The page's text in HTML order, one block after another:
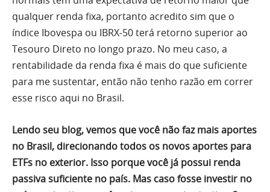
qualquer renda fixa, portanto acredito sim que o
índice Ibovespa ou IBRX-50 terá retorno superior ao
Tesouro Direto no longo prazo. No meu caso, a
rentabilidade da renda fixa é mais do que suficiente
para me sustentar, então não tenho razão em correr
esse risco aqui no Brasil.
Lendo seu blog, vemos que você não faz mais aportes
no Brasil, direcionando todos os novos aportes para
ETFs no exterior. Isso porque você já possui renda
passiva suficiente no país. Mas caso fosse investir no